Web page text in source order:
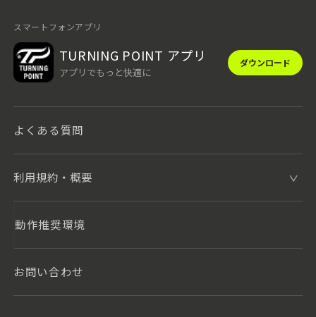
スマートフォンアプリ
TURNING POINT アプリ
アプリでもっと快適に
ダウンロード
よくある質問
利用規約・概要
動作推奨環境
お問い合わせ